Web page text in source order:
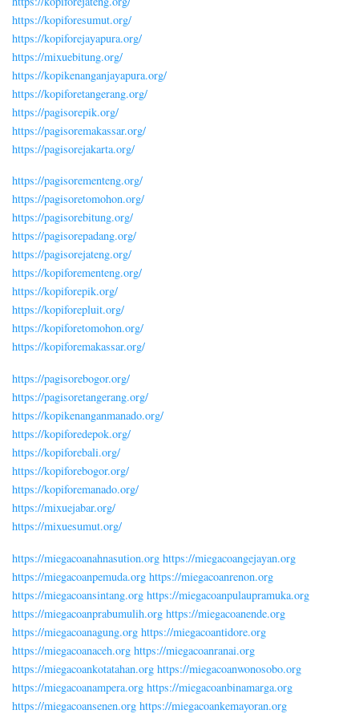
https://kopiforesumut.org/
https://kopiforejayapura.org/
https://mixuebitung.org/
https://kopikenanganjayapura.org/
https://kopiforetangerang.org/
https://pagisorepik.org/
https://pagisoremakassar.org/
https://pagisorejakarta.org/
https://pagisorementeng.org/
https://pagisoretomohon.org/
https://pagisorebitung.org/
https://pagisorepadang.org/
https://pagisorejateng.org/
https://kopiforementeng.org/
https://kopiforepik.org/
https://kopiforepluit.org/
https://kopiforetomohon.org/
https://kopiforemakassar.org/
https://pagisorebogor.org/
https://pagisoretangerang.org/
https://kopikenanganmanado.org/
https://kopiforedepok.org/
https://kopiforebali.org/
https://kopiforebogor.org/
https://kopiforemanado.org/
https://mixuejabar.org/
https://mixuesumut.org/
https://miegacoanahnasution.org https://miegacoangejayan.org
https://miegacoanpemuda.org https://miegacoanrenon.org
https://miegacoansintang.org https://miegacoanpulaupramuka.org
https://miegacoanprabumulih.org https://miegacoanende.org
https://miegacoanagung.org https://miegacoantidore.org
https://miegacoanaceh.org https://miegacoanranai.org
https://miegacoankotatahan.org https://miegacoanwonosobo.org
https://miegacoanampera.org https://miegacoanbinamarga.org
https://miegacoansenen.org https://miegacoankemayoran.org